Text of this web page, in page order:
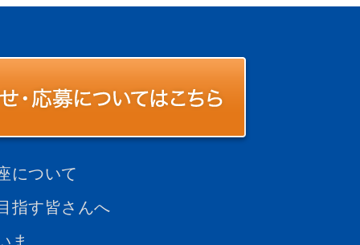
について
指す皆さんへ